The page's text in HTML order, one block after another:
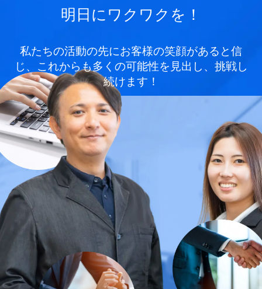
明日にワクワクを！
私たちの活動の先にお客様の笑顔があると信
じ、
これからも多くの可能性を見出し、挑戦し
続けます！